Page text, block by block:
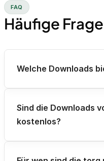
FAQ
Häufige
Welche Downloads
Sind die Downloads
kostenlos?